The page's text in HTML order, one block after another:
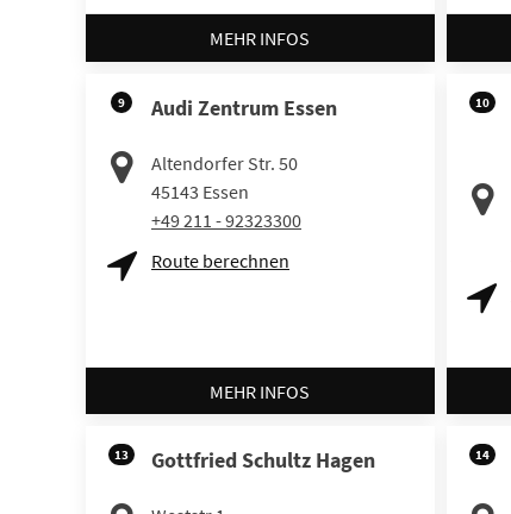
MEHR INFOS
9 Audi Zentrum Essen
Altendorfer Str. 50
45143 Essen
+49 211 - 92323300
Route berechnen
MEHR INFOS
10
13 Gottfried Schultz Hagen 14